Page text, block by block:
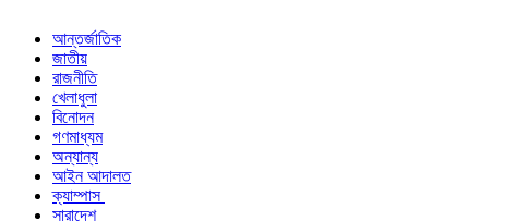
আন্তর্জাতিক
জাতীয়
রাজনীতি
খেলাধুলা
বিনোদন
গণমাধ্যম
অন্যান্য
আইন আদালত
ক্যাম্পাস
সারাদেশ